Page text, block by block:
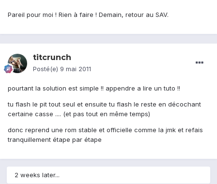
Pareil pour moi ! Rien à faire ! Demain, retour au SAV.
titcrunch
Posté(e) 9 mai 2011
pourtant la solution est simple !! appendre a lire un tuto !!
tu flash le pit tout seul et ensuite tu flash le reste en décochant
certaine casse .... (et pas tout en même temps)
donc reprend une rom stable et officielle comme la jmk et refais
tranquillement étape par étape
2 weeks later...